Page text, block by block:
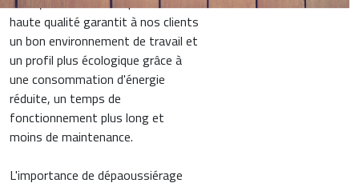
haute qualité garantit à nos clients
un bon environnement de travail et
un profil plus écologique grâce à
une consommation d'énergie
réduite, un temps de
fonctionnement plus long et
moins de maintenance.
L'importance de dépaoussiérage